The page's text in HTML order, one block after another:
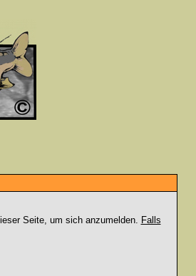
Seite, um sich anzumelden. Falls